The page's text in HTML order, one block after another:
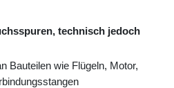
technisch jedoch
Bauteilen wie Flügeln, Motor,